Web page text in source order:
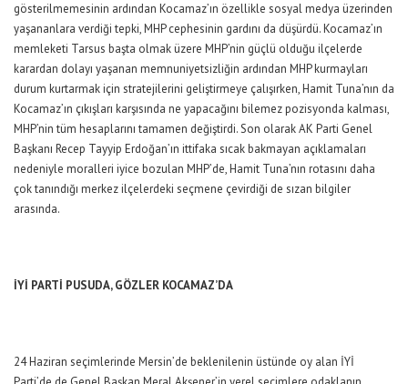
gösterilmemesinin ardından Kocamaz’ın özellikle sosyal medya üzerinden
yaşananlara verdiği tepki, MHP cephesinin gardını da düşürdü. Kocamaz’ın
memleketi Tarsus başta olmak üzere MHP’nin güçlü olduğu ilçelerde
karardan dolayı yaşanan memnuniyetsizliğin ardından MHP kurmayları
durum kurtarmak için stratejilerini geliştirmeye çalışırken, Hamit Tuna’nın da
Kocamaz’ın çıkışları karşısında ne yapacağını bilemez pozisyonda kalması,
MHP’nin tüm hesaplarını tamamen değiştirdi. Son olarak AK Parti Genel
Başkanı Recep Tayyip Erdoğan’ın ittifaka sıcak bakmayan açıklamaları
nedeniyle moralleri iyice bozulan MHP’de, Hamit Tuna’nın rotasını daha
çok tanındığı merkez ilçelerdeki seçmene çevirdiği de sızan bilgiler
arasında.
İYİ PARTİ PUSUDA, GÖZLER KOCAMAZ’DA
24 Haziran seçimlerinde Mersin’de beklenilenin üstünde oy alan İYİ